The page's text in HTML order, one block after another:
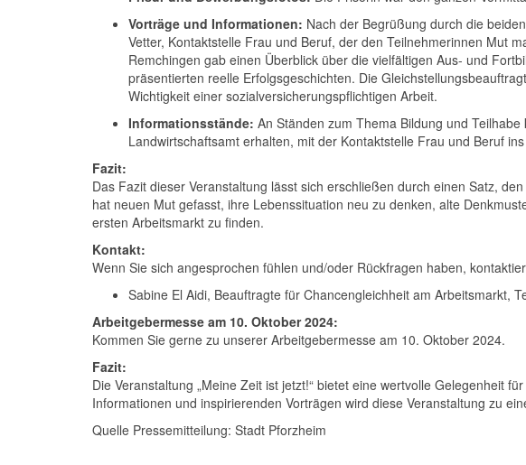
Vorträge und Informationen: Nach der Begrüßung durch die
Vetter, Kontaktstelle Frau und Beruf, der den Teilnehmerinnen Mut
Remchingen gab einen Überblick über die vielfältigen Aus- und
präsentierten reelle Erfolgsgeschichten. Die
Wichtigkeit einer sozialversicherungspflichtigen Arbeit.
Informationsstände: An Ständen zum Thema Bildung und
Landwirtschaftsamt erhalten, mit der Kontaktstelle Frau und Beruf
Fazit:
Das Fazit dieser Veranstaltung lässt sich erschließen durch einen Satz,
hat neuen Mut gefasst, ihre Lebenssituation neu zu denken, alte
ersten Arbeitsmarkt zu finden.
Kontakt:
Wenn Sie sich angesprochen fühlen und/oder Rückfragen haben,
Sabine El Aidi, Beauftragte für Chancengleichheit am Arbeitsmarkt,
Arbeitgebermesse am 10. Oktober 2024:
Kommen Sie gerne zu unserer Arbeitgebermesse am 10. Oktober 2024.
Fazit:
Die Veranstaltung „Meine Zeit ist jetzt!“ bietet eine wertvolle Gelegenheit
Informationen und inspirierenden Vorträgen wird diese Veranstaltung zu
Quelle Pressemitteilung: Stadt Pforzheim